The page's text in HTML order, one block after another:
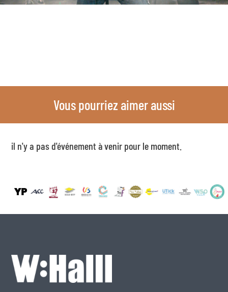
Vous pourriez aimer aussi
il n'y a pas d'événement à venir pour le moment.